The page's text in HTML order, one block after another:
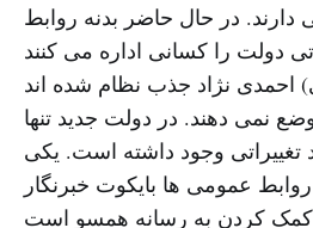
در حال حاضر بدنه روابط
دولت را کسانی اداره می کنند
احمدی نژاد جذب نظام شده اند
نمی دهند. در دولت جدید تنها
وجود داشته است. یکی
عمومی ها بایکوت خبرنگار